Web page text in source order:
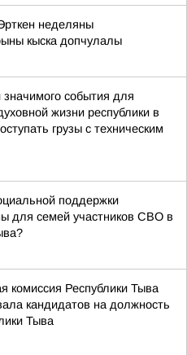
неделяны
кыска допчулалы
события для
жизни республики в
грузы с техническим
поддержки
для семей участников СВО в
комиссия Республики Тыва
кандидатов на должность
Тыва